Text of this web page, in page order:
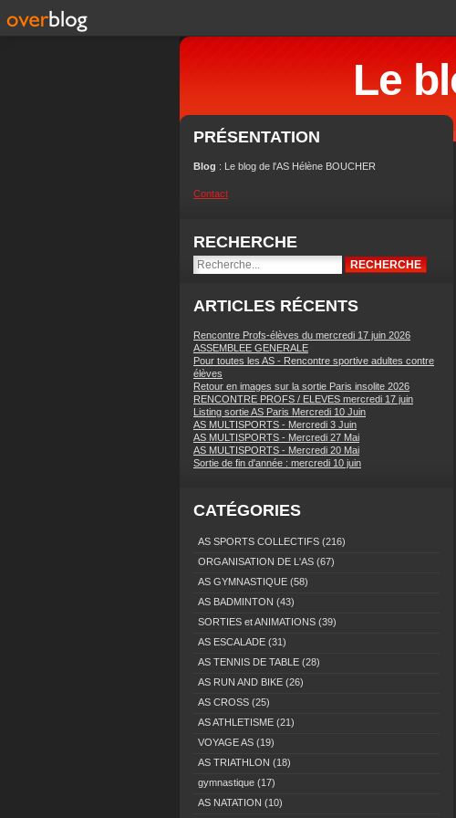
Le
PRÉSENTATION
Blog : Le blog de l'AS Hélène BOUCHER
Contact
RECHERCHE
ARTICLES RÉCENTS
Rencontre Profs-élèves du mercredi 17 juin 2026
ASSEMBLEE GENERALE
Pour toutes les AS - Rencontre sportive adultes contre
élèves
Retour en images sur la sortie Paris insolite 2026
RENCONTRE PROFS / ELEVES mercredi 17 juin
Listing sortie AS Paris Mercredi 10 Juin
AS MULTISPORTS - Mercredi 3 Juin
AS MULTISPORTS - Mercredi 27 Mai
AS MULTISPORTS - Mercredi 20 Mai
Sortie de fin d'année : mercredi 10 juin
CATÉGORIES
AS SPORTS COLLECTIFS (216)
ORGANISATION DE L'AS (67)
AS GYMNASTIQUE (58)
AS BADMINTON (43)
SORTIES et ANIMATIONS (39)
AS ESCALADE (31)
AS TENNIS DE TABLE (28)
AS RUN AND BIKE (26)
AS CROSS (25)
AS ATHLETISME (21)
VOYAGE AS (19)
AS TRIATHLON (18)
gymnastique (17)
AS NATATION (10)